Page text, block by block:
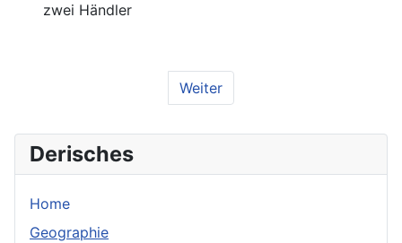
Derisches
Home
Geographie
zwei Händler
Weiter